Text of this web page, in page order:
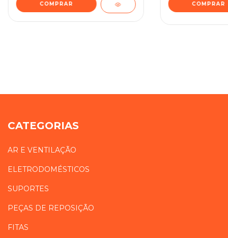
COMPRAR
CATEGORIAS
AR E VENTILAÇÃO
ELETRODOMÉSTICOS
SUPORTES
PEÇAS DE REPOSIÇÃO
FITAS